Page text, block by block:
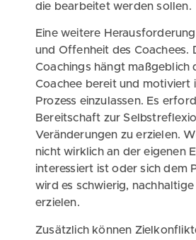
die bearbeitet werden sollen.
Eine weitere
und Offenheit des Coachees.
Coachings hängt maßgeblich
Coachee bereit und motiviert
Prozess einzulassen. Es
Bereitschaft zur
Veränderungen zu erzielen.
nicht wirklich an der eigenen
interessiert ist oder sich dem
wird es schwierig,
erzielen.
Zusätzlich können